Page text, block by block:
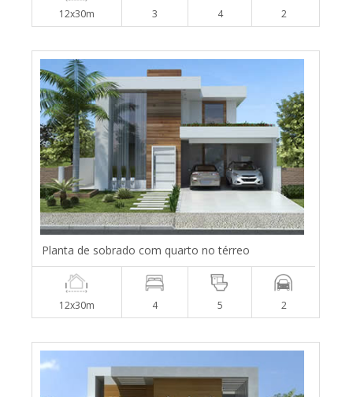
12x30m 3 4 2
Planta de sobrado com quarto no térreo
12x30m 4 5 2